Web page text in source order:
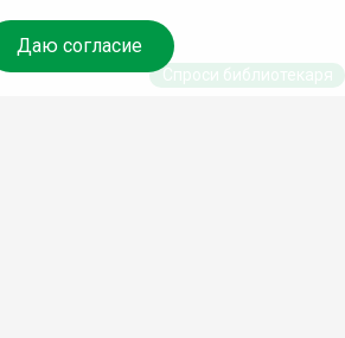
Даю согласие
Спроси библиотекаря